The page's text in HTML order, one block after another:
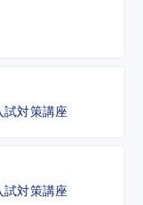
対策講座
対策講座